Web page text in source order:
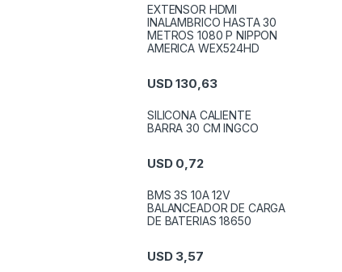
EXTENSOR HDMI
INALAMBRICO HASTA 30
METROS 1080 P NIPPON
AMERICA WEX524HD
USD130,63
SILICONA CALIENTE
BARRA 30 CM INGCO
USD0,72
BMS 3S 10A 12V
BALANCEADOR DE CARGA
DE BATERIAS 18650
USD3,57